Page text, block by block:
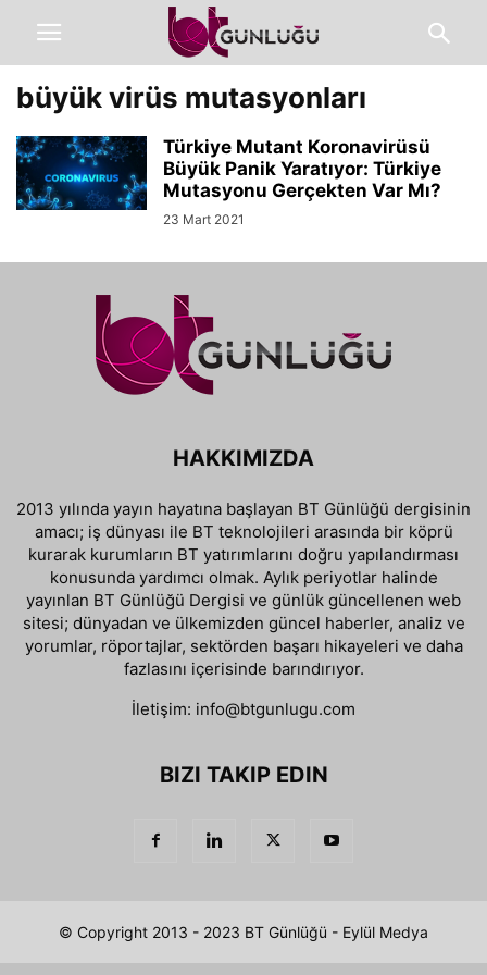
büyük virüs mutasyonları
Türkiye Mutant Koronavirüsü
Büyük Panik Yaratıyor: Türkiye
Mutasyonu Gerçekten Var Mı?
23 Mart 2021
HAKKIMIZDA
2013 yılında yayın hayatına başlayan BT Günlüğü dergisinin
amacı; iş dünyası ile BT teknolojileri arasında bir köprü
kurarak kurumların BT yatırımlarını doğru yapılandırması
konusunda yardımcı olmak. Aylık periyotlar halinde
yayınlan BT Günlüğü Dergisi ve günlük güncellenen web
sitesi; dünyadan ve ülkemizden güncel haberler, analiz ve
yorumlar, röportajlar, sektörden başarı hikayeleri ve daha
fazlasını içerisinde barındırıyor.
İletişim: info@btgunlugu.com
BIZI TAKIP EDIN
© Copyright 2013 - 2023 BT Günlüğü - Eylül Medya